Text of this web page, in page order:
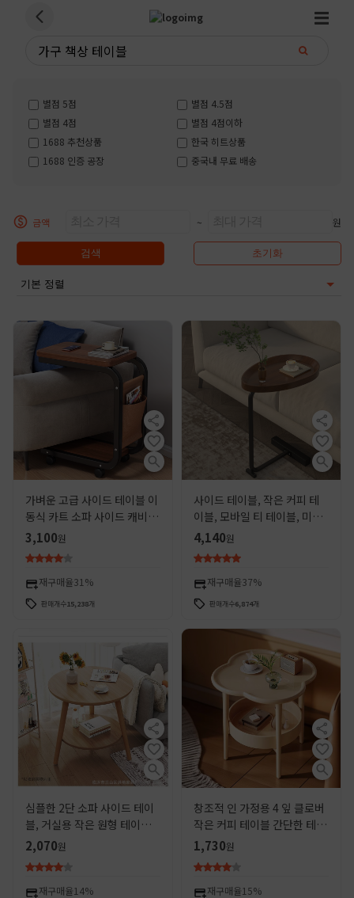
별점 5점
별점 4.5점
별점 4점
별점 4점이하
1688 추천상품
한국 히트상품
1688 인증 공장
중국내 무료 배송
금액 ~ 원
가벼운 고급 사이드 테이블 이
동식 카트 소파 사이드 캐비닛
간단한 현대 거실 커피 테이블
보관 선반 침대 옆 테이블
3,100원
재구매율31%
판매개수15,238개
사이드 테이블, 작은 커피 테
이블, 모바일 티 테이블, 미니
사이드 캐비닛, 소파 수납 선
반, 가벼운 럭셔리 코너 테이
블, 작은 침대 옆 테이블
4,140원
재구매율37%
판매개수6,874개
심플한 2단 소파 사이드 테이
블, 거실용 작은 원형 테이블,
발코니, 소형 아파트 침실, 침
대 옆 심플한 작은 테이블
2,070원
재구매율 14%
창조적 인 가정용 4 잎 클로버
작은 커피 테이블 간단한 테이
블 저장 랙 코너 침실 거실 모
바일 작은 라운드 테이블 크림
스타일
1,730원
재구매율 15%